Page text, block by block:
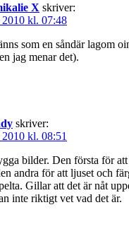
X skriver:
2010 kl. 07:48
som en såndär lagom
jag menar det).
skriver:
2010 kl. 08:51
bilder. Den första för
andra för att ljuset och
Gillar att det är nåt
inte riktigt vet vad det är.